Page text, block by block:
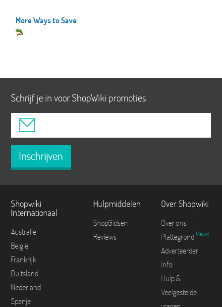
More Ways to Save
Schrijf je in voor ShopWiki promoties
Inschrijven
Shopwiki
Internationaal
Australië
België
Frankrijk
Duitsland
Nederland
Spanje
Hulpmiddelen
ShopGidsen
Reviews
Over Shopwiki
Over ons
Plattegrond Nieuw!
Adverteerder
Info
Hulp &
Veelgestelde